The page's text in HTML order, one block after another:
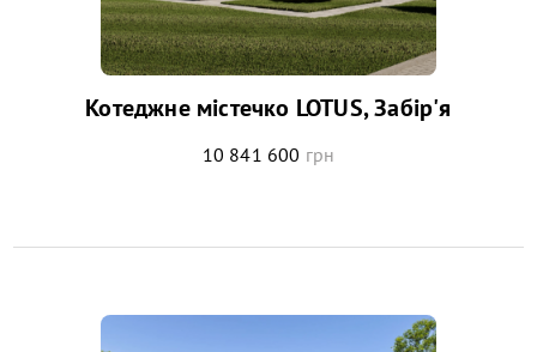
Котеджне містечко LOTUS, Забір'я
10 841 600 грн